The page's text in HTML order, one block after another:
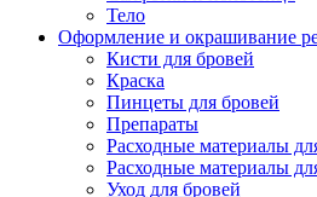
Тело
Оформление и окрашивание
Кисти для бровей
Краска
Пинцеты для бровей
Препараты
Расходные материалы
Расходные материалы
Уход для бровей